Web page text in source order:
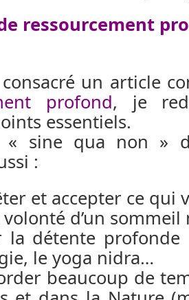
ressourcement
un article
profond, je
essentiels.
« sine qua non »
:
et accepter ce qui
d’un sommeil
la détente
le yoga nidra…
beaucoup de